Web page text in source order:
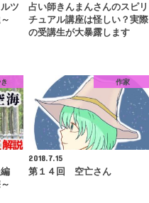
ツ
占い師きんまんさんのスピリ
チュアル講座は怪しい？実際
の受講生が大暴露します
編
作家
2018.7.15
第１４回 空亡さん